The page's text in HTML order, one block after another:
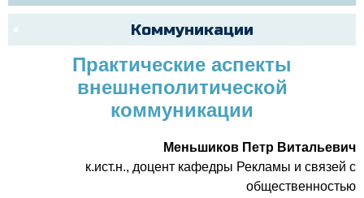
Коммуникации
Практические аспекты
внешнеполитической
коммуникации
Меньшиков Петр Витальевич
к.ист.н., доцент кафедры Рекламы и связей с
общественностью